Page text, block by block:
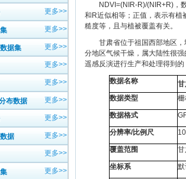
更多>>
更多>>
据集 更多>>
更多>>
更多>>
布数据 更多>>
更多>>
据 更多>>
更多>>
更多>>
NDVI=(NIR-R)/(NIR+R)，数
和R近似相等；正值，表示有植
糙度等，且与植被覆盖有关。
甘肃省位于祖国西部地区，
分地区气候干燥，属大陆性很
遥感反演进行生产和处理得到
数据名称
数据类型
数据格式
分辨率/比例尺
覆盖范围 甘
坐标系